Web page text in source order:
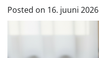
Posted on 16. juuni 2026